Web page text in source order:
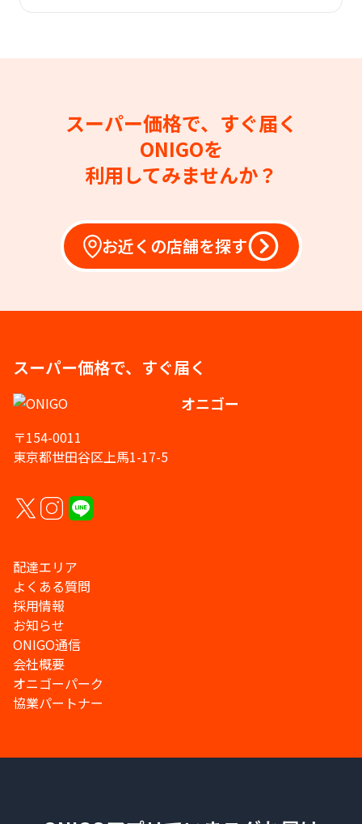
スーパー価格で、すぐ届く
ONIGOを
利用してみませんか？
お近くの店舗を探す
スーパー価格で、すぐ届く
オニゴー
〒154-0011
東京都世田谷区上馬1-17-5
配達エリア
よくある質問
採用情報
お知らせ
ONIGO通信
会社概要
オニゴーパーク
協業パートナー